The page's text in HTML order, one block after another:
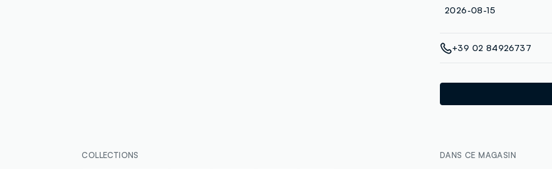
2026-08-15
+39 02 84926737
COLLECTIONS DANS CE MAGASIN